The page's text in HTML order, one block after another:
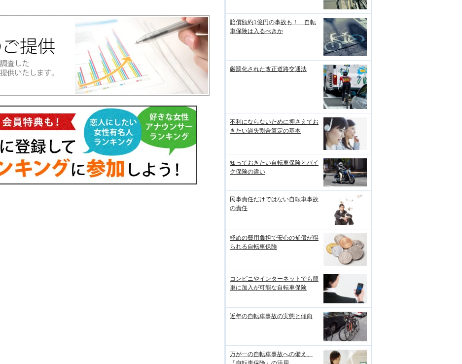
賠償額約1億円の事故も！ 自転
車保険は入るべきか
厳罰化された改正道路交通法
不利にならないために押さえてお
きたい過失割合算定の基本
知っておきたい自転車保険とバイ
ク保険の違い
民事責任だけではない自転車事故
の責任
軽めの費用負担で安心の補償が得
られる自転車保険
コンビニやインターネットでも簡
単に加入が可能な自転車保険
近年の自転車事故の実態と傾向
万が一の自転車事故への備え、